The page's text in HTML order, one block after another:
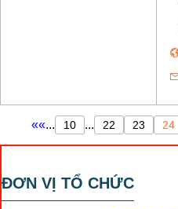
««... 10 ... 22 23 24
ĐƠN VỊ TỔ CHỨC